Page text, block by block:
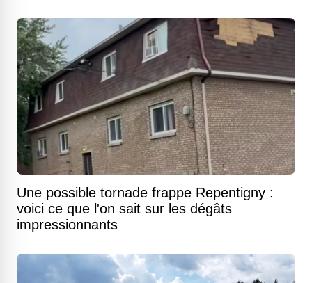
Une possible tornade frappe Repentigny :
voici ce que l'on sait sur les dégâts
impressionnants